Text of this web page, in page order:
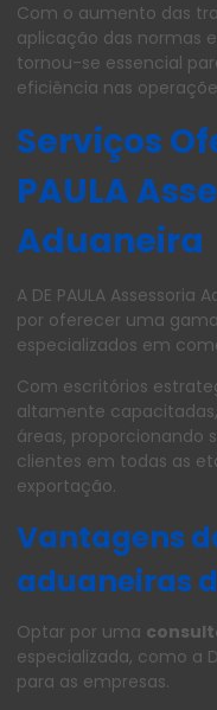
Com o aumento das
aplicação das normas
tornou-se essencial
eficiência nas
Serviços
PAULA
Aduaneira
A DE PAULA
por oferecer uma
especializados em
Com escritórios
altamente
áreas, proporcionando
clientes em todas as
exportação.
Vantagens
aduaneiras
Optar por uma
especializada, como a
para as empresas.